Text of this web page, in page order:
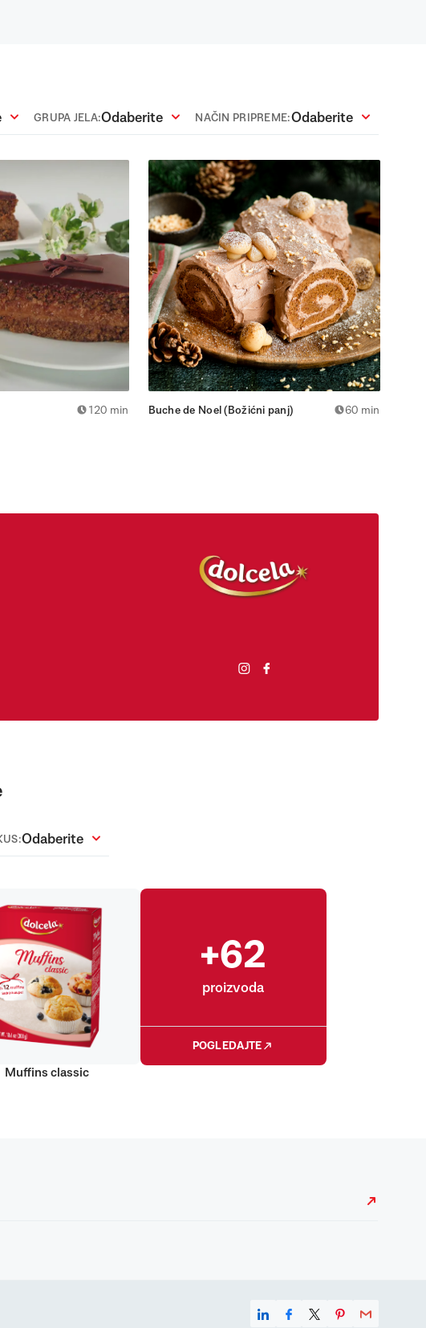
GRUPA JELA:Odaberite NAČIN PRIPREME:Odaberite
120 min Buche de Noel (Božićni panj) 60 min
Odaberite
Muffins classic
+62
proizvoda
POGLEDAJTE